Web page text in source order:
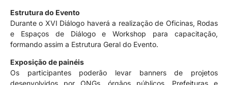
Estrutura do Evento
Durante o XVI Diálogo haverá a realização de Oficinas, Rodas
e Espaços de Diálogo e Workshop para capacitação,
formando assim a Estrutura Geral do Evento.
Exposição de painéis
Os participantes poderão levar banners de projetos